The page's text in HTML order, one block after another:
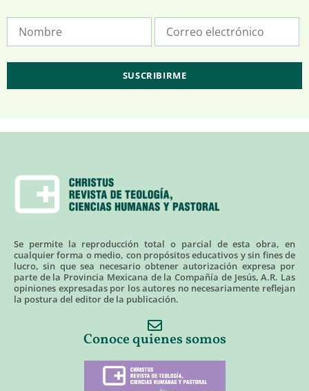
Se permite la reproducción total o parcial de esta obra, en
cualquier forma o medio, con propósitos educativos y sin fines de
lucro, sin que sea necesario obtener autorización expresa por
parte de la Provincia Mexicana de la Compañía de Jesús, A.R. Las
opiniones expresadas por los autores no necesariamente reflejan
la postura del editor de la publicación.
Conoce quienes somos